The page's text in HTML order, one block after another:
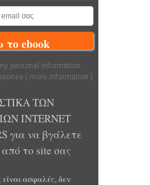
personal information
( more information )
ΤΩΝ
INTERNET
για να βγάλετε
το site σας
ασφαλές, δεν